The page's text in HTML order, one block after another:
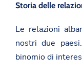
Storia delle
Le relazioni
nostri due
binomio di